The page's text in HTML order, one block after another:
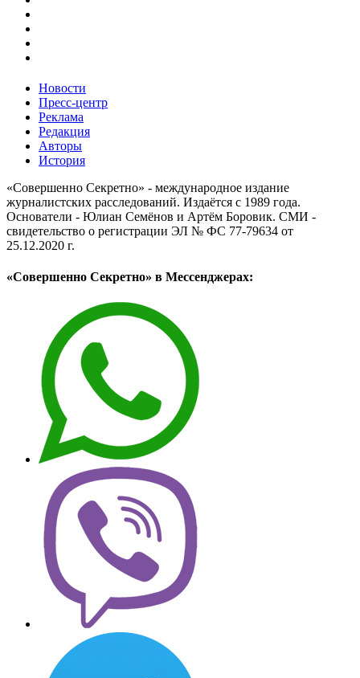
Новости
Пресс-центр
Реклама
Редакция
Авторы
История
«Совершенно Секретно» - международное издание
журналистских расследований. Издаётся с 1989 года.
Основатели - Юлиан Семёнов и Артём Боровик. CМИ -
свидетельство о регистрации ЭЛ № ФС 77-79634 от
25.12.2020 г.
«Совершенно Секретно» в Мессенджерах: